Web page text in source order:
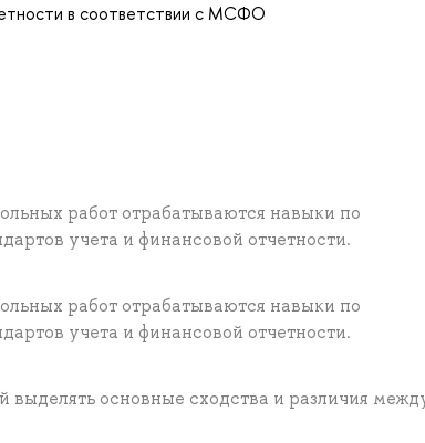
в соответствии с МСФО
работ отрабатываются навыки по
учета и финансовой отчетности.
работ отрабатываются навыки по
учета и финансовой отчетности.
основные сходства и различия